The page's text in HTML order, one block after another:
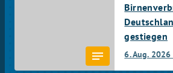
6. Aug. 2026
gestiegen